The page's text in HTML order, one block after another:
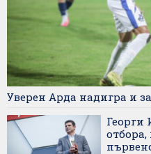
Уверен Арда надигра и
Георги